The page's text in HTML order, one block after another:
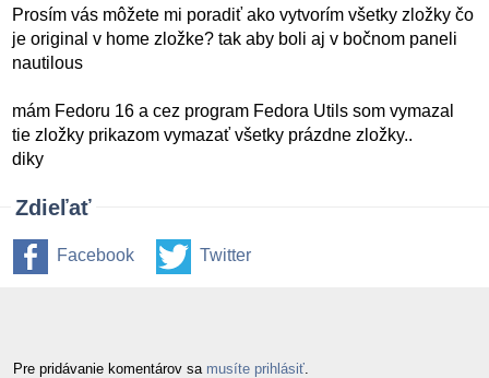
Prosím vás môžete mi poradiť ako vytvorím všetky zložky čo
je original v home zložke? tak aby boli aj v bočnom paneli
nautilous
mám Fedoru 16 a cez program Fedora Utils som vymazal
tie zložky prikazom vymazať všetky prázdne zložky..
diky
Zdieľať
Facebook Twitter
Pre pridávanie komentárov sa musíte prihlásiť